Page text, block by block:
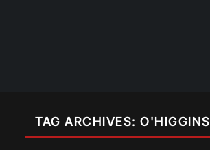
TAG ARCHIVES: O'HIGGINS